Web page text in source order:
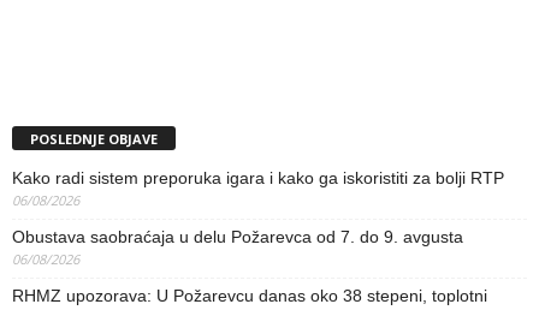
POSLEDNJE OBJAVE
Kako radi sistem preporuka igara i kako ga iskoristiti za bolji RTP
06/08/2026
Obustava saobraćaja u delu Požarevca od 7. do 9. avgusta
06/08/2026
RHMZ upozorava: U Požarevcu danas oko 38 stepeni, toplotni